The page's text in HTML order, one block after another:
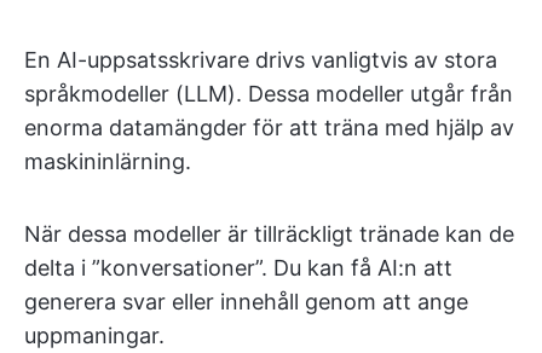
En AI-uppsatsskrivare drivs vanligtvis av stora
språkmodeller (LLM). Dessa modeller utgår från
enorma datamängder för att träna med hjälp av
maskininlärning.
När dessa modeller är tillräckligt tränade kan de
delta i ”konversationer”. Du kan få AI:n att
generera svar eller innehåll genom att ange
uppmaningar.